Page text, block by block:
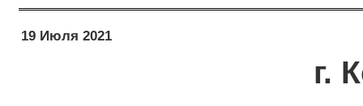
19 Июля 2021
г.